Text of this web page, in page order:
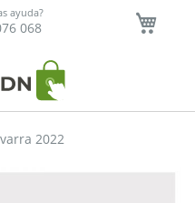
ayuda?
068
2022